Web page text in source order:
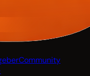
Community